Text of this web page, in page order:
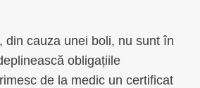
din cauza unei boli, nu sunt în
obligațiile
de la medic un certificat